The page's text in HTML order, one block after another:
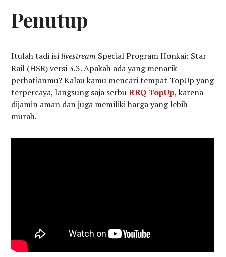
Penutup
Itulah tadi isilivestream Special Program Honkai: Star
Rail (HSR) versi 3.3. Apakah ada yang menarik
perhatianmu? Kalau kamu mencari tempat TopUp yang
terpercaya, langsung saja serbuRRQ TopUp, karena
dijamin aman dan juga memiliki harga yang lebih
murah.